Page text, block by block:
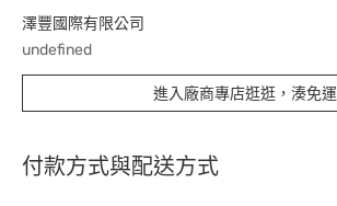
澤豐國際有限公司
undefined
進入廠商專店逛逛，湊免運
付款方式與配送方式